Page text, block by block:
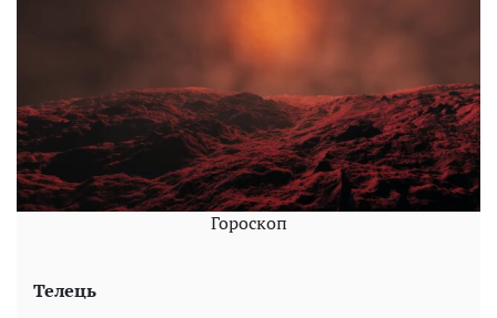
Гороскоп
Телець